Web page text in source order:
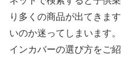
り多くの商品が出てきま
いのか迷ってしまいます
インカバーの選び方をご紹